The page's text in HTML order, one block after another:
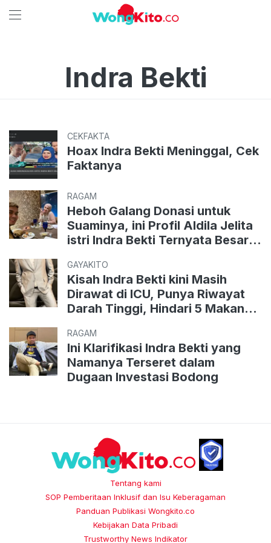
Indra Bekti
CEKFAKTA
Hoax Indra Bekti Meninggal, Cek
Faktanya
RAGAM
Heboh Galang Donasi untuk
Suaminya, ini Profil Aldila Jelita
istri Indra Bekti Ternyata Besar
GAYAKITO
Kisah Indra Bekti kini Masih
Dirawat di ICU, Punya Riwayat
Darah Tinggi, Hindari 5 Makanan
RAGAM
Ini Klarifikasi Indra Bekti yang
Namanya Terseret dalam
Dugaan Investasi Bodong
Tentang kami
SOP Pemberitaan Inklusif dan Isu Keberagaman
Panduan Publikasi Wongkito.co
Kebijakan Data Pribadi
Trustworthy News Indikator